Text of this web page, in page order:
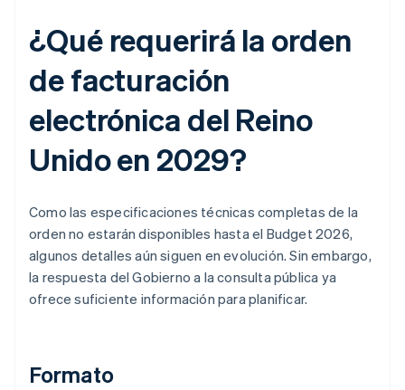
¿Qué requerirá la orden
de facturación
electrónica del Reino
Unido en 2029?
Como las especificaciones técnicas completas de la
orden no estarán disponibles hasta el Budget 2026,
algunos detalles aún siguen en evolución. Sin embargo,
la respuesta del Gobierno a la consulta pública ya
ofrece suficiente información para planificar.
Formato